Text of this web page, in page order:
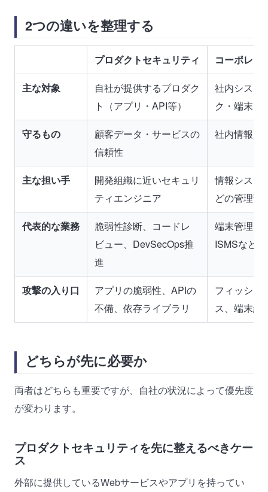
2つの違いを整理する
プロダクトセキュリティ コーポレー
主な対象
自社が提供するプロダク
ト（アプリ・API等）
社内システ
ク・端末
守るもの
顧客データ・サービスの
信頼性
社内情報資
主な担い手
開発組織に近いセキュリ
ティエンジニア
情報システ
どの管理部
代表的な業務
脆弱性診断、コードレ
ビュー、DevSecOps推
進
端末管理、
ISMSなど
攻撃の入り口
アプリの脆弱性、APIの
不備、依存ライブラリ
フィッシン
ス、端末紛
どちらが先に必要か
両者はどちらも重要ですが、自社の状況によって優先度
が変わります。
プロダクトセキュリティを先に整えるべきケー
ス
外部に提供しているWebサービスやアプリを持ってい